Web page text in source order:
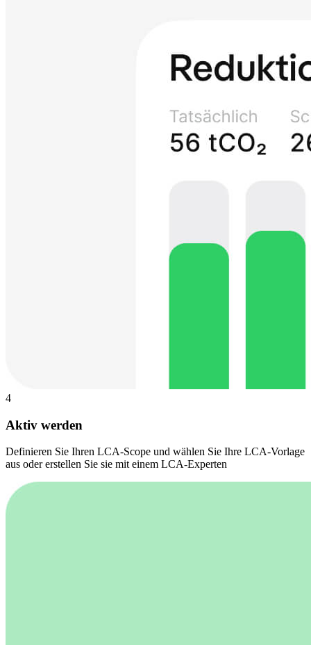
4
Aktiv werden
Definieren Sie Ihren LCA-Scope und wählen Sie Ihre LCA-Vorlage
aus oder erstellen Sie sie mit einem LCA-Experten